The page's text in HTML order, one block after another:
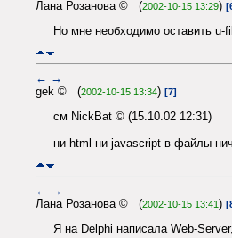
Лана Розанова © (2002-10-15 13:29)
Но мне необходимо оставить u-
← →
gek © (2002-10-15 13:34) [7]
см NickBat © (15.10.02 12:31)
ни html ни javascript в файлы
← →
Лана Розанова © (2002-10-15 13:41)
Я на Delphi написала Web-